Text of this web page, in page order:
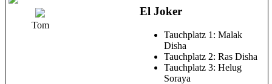
Tom
El Joker
Tauchplatz 1: Malak
Disha
Tauchplatz 2: Ras Disha
Tauchplatz 3: Helug
Soraya